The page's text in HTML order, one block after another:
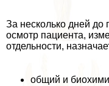
За несколько дней до
осмотр пациента,
отдельности,
общий и